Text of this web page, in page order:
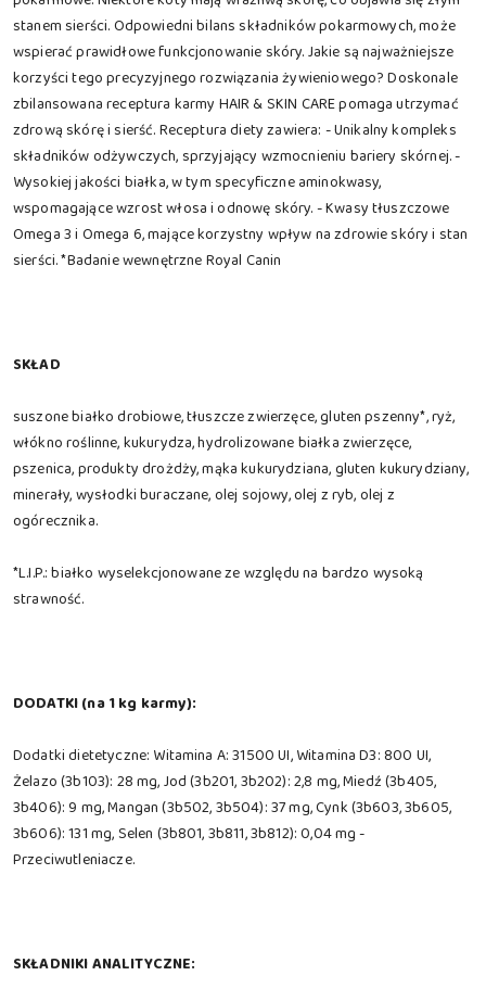
stanem sierści. Odpowiedni bilans składników pokarmowych, może
wspierać prawidłowe funkcjonowanie skóry. Jakie są najważniejsze
korzyści tego precyzyjnego rozwiązania żywieniowego? Doskonale
zbilansowana receptura karmy HAIR & SKIN CARE pomaga utrzymać
zdrową skórę i sierść. Receptura diety zawiera: - Unikalny kompleks
składników odżywczych, sprzyjający wzmocnieniu bariery skórnej. -
Wysokiej jakości białka, w tym specyficzne aminokwasy,
wspomagające wzrost włosa i odnowę skóry. - Kwasy tłuszczowe
Omega 3 i Omega 6, mające korzystny wpływ na zdrowie skóry i stan
sierści. *Badanie wewnętrzne Royal Canin
SKŁAD
suszone białko drobiowe, tłuszcze zwierzęce, gluten pszenny*, ryż,
włókno roślinne, kukurydza, hydrolizowane białka zwierzęce,
pszenica, produkty drożdży, mąka kukurydziana, gluten kukurydziany,
minerały, wysłodki buraczane, olej sojowy, olej z ryb, olej z
ogórecznika.
*L.I.P.: białko wyselekcjonowane ze względu na bardzo wysoką
strawność.
DODATKI (na 1 kg karmy):
Dodatki dietetyczne: Witamina A: 31500 UI, Witamina D3: 800 UI,
Żelazo (3b103): 28 mg, Jod (3b201, 3b202): 2,8 mg, Miedź (3b405,
3b406): 9 mg, Mangan (3b502, 3b504): 37 mg, Cynk (3b603, 3b605,
3b606): 131 mg, Selen (3b801, 3b811, 3b812): 0,04 mg -
Przeciwutleniacze.
SKŁADNIKI ANALITYCZNE: